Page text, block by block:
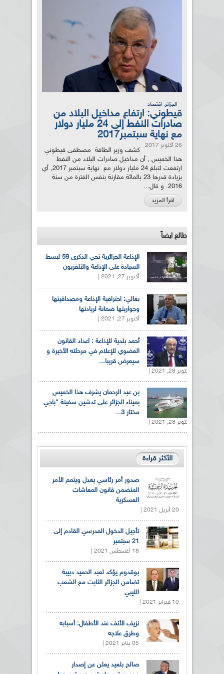
الجزائر, اقتصاد
قيطوني: ارتفاع مداخيل البلاد من
صادرات النفط إلى 24 مليار دولار
مع نهاية سبتمبر2017
26 أكتوبر 2017
كشف وزير الطاقة مصطفى قيطوني
هذا الخميس , أن مداخيل صادرات البلاد من النفط
ارتفعت لتبلغ 24 مليار دولار مع نهاية سبتمبر 2017, أي
بزيادة قدرها 23 بالمائة مقارنة بنفس الفترة من سنة
2016. و قال...
اقرأ المزيد
طالع ايضاً
الإذاعة الجزائرية تحي الذكرى 59 لبسط
السيادة على الإذاعة والتلفزيون
أكتوبر 27, 2021 |
بغالي: احترافية الإذاعة ومصداقيتها
وجواريتها ضمانة لريادتها
أكتوبر 27, 2021 |
أحمد بلدية للإذاعة : اعداد القانون
العضوي للإعلام في مرحلته الأخيرة و
سيعرض قريبا...
أكتوبر 28, 2021 |
بن عبد الرحمان يشرف هذا الخميس
بميناء الجزائر على تدشين سفينة "باجي
مختار 3...
أكتوبر 28, 2021 |
الأكثر قراءة
صدور أمر رئاسي يعدل ويتمم الأمر
المتضمن قانون المعاشات
العسكرية
20 أبريل 2021 |
تأجيل الدخول المدرسي القادم إلى
21 سبتمبر
18 أغسطس 2021 |
بوقدوم يؤكد لعبد الحميد دبيبة
تضامن الجزائر الثابت مع الشعب
الليبي
10 فبراير 2021 |
نزيف الأنف عند الأطفال: أسبابه
وطرق علاجه
05 يناير 2021 |
صالح بلعيد يعلن عن إصدار